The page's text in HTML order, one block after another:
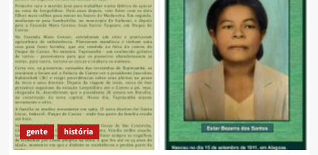
de
fim
de
férias
gente história